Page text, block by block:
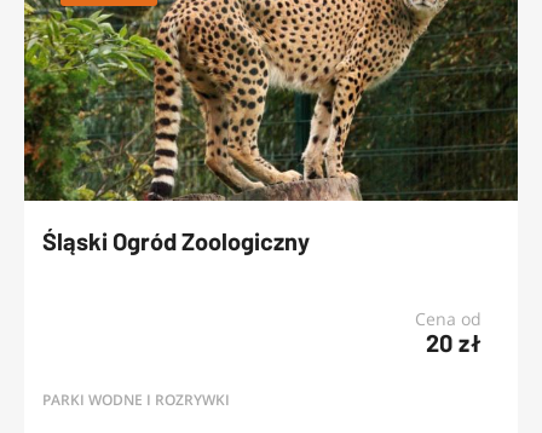
Śląski Ogród Zoologiczny
Cena od
20 zł
PARKI WODNE I ROZRYWKI